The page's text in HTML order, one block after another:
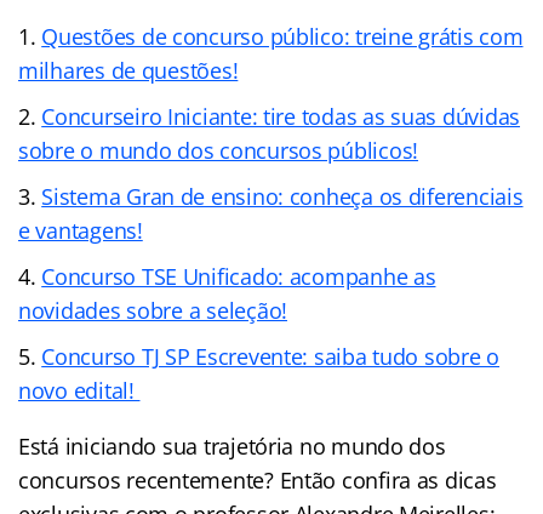
Questões de concurso público: treine grátis com
milhares de questões!
Concurseiro Iniciante: tire todas as suas dúvidas
sobre o mundo dos concursos públicos!
Sistema Gran de ensino: conheça os diferenciais
e vantagens!
Concurso TSE Unificado: acompanhe as
novidades sobre a seleção!
Concurso TJ SP Escrevente: saiba tudo sobre o
novo edital!
Está iniciando sua trajetória no mundo dos
concursos recentemente? Então confira as dicas